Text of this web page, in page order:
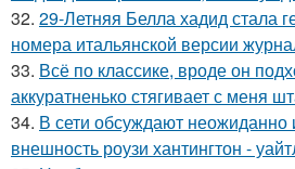
32. 29-Летняя Белла хадид стала
номера итальянской версии
33. Всё по классике, вроде он
аккуратненько стягивает с меня
34. В сети обсуждают
внешность роузи хантингтон -